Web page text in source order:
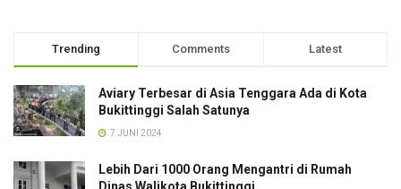
Trending Comments Latest
Aviary Terbesar di Asia Tenggara Ada di Kota
Bukittinggi Salah Satunya
7 JUNI 2024
Lebih Dari 1000 Orang Mengantri di Rumah
Dinas Walikota Bukittinggi